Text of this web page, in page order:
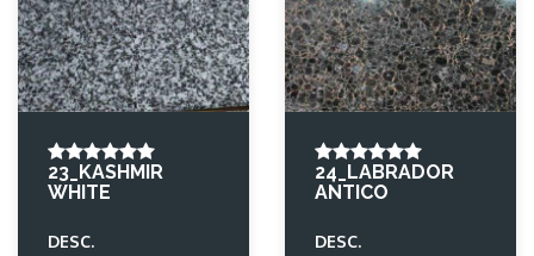
23_KASHMIR
WHITE
DESC.
24_LABRADOR
ANTICO
DESC.